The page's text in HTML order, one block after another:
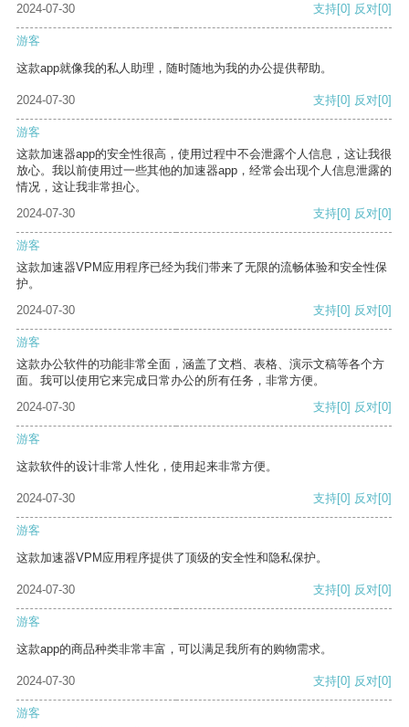
2024-07-30
支持[0] 反对[0]
游客
这款app就像我的私人助理，随时随地为我的办公提供帮助。
2024-07-30 支持[0] 反对[0]
游客
这款加速器app的安全性很高，使用过程中不会泄露个人信息，这让我很
放心。我以前使用过一些其他的加速器app，经常会出现个人信息泄露的
情况，这让我非常担心。
2024-07-30
支持[0] 反对[0]
游客
这款加速器VPM应用程序已经为我们带来了无限的流畅体验和安全性保
护。
2024-07-30
支持[0] 反对[0]
游客
这款办公软件的功能非常全面，涵盖了文档、表格、演示文稿等各个方
面。我可以使用它来完成日常办公的所有任务，非常方便。
2024-07-30
支持[0] 反对[0]
游客
这款软件的设计非常人性化，使用起来非常方便。
2024-07-30 支持[0] 反对[0]
游客
这款加速器VPM应用程序提供了顶级的安全性和隐私保护。
2024-07-30 支持[0] 反对[0]
游客
这款app的商品种类非常丰富，可以满足我所有的购物需求。
2024-07-30 支持[0] 反对[0]
游客